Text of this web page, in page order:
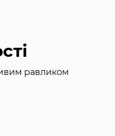
равликом